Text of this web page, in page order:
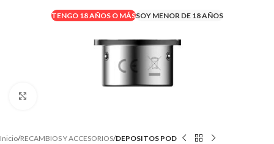
TENGO 18 AÑOS O MÁSSOY MENOR DE 18 AÑOS
Inicio RECAMBIOS Y ACCESORIOS DEPOSITOS POD